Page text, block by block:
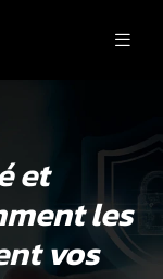
et
les
vos